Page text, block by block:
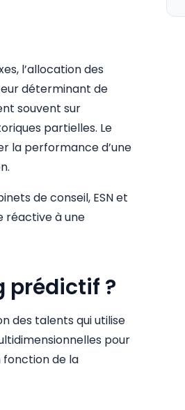
l’allocation des
déterminant de
souvent sur
partielles. Le
la performance d’une
de conseil, ESN et
réactive à une
prédictif ?
des talents qui utilise
pour
fonction de la